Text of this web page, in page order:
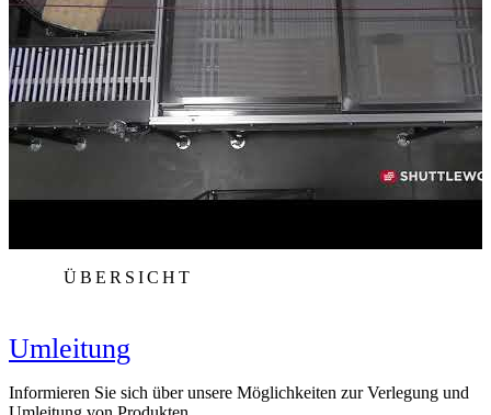
ÜBERSICHT
Umleitung
Informieren Sie sich über unsere Möglichkeiten zur Verlegung und